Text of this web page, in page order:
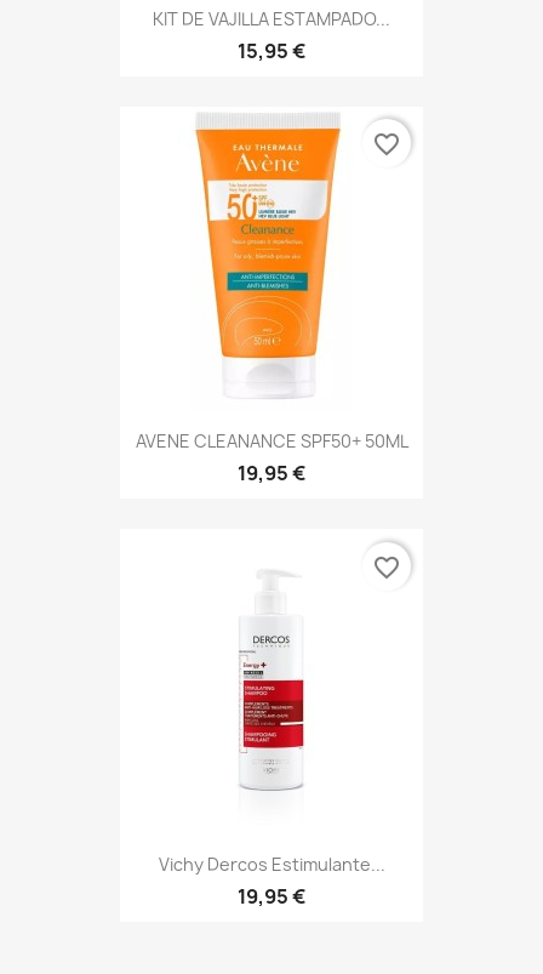
KIT DE VAJILLA ESTAMPADO...
15,95 €
AVENE CLEANANCE SPF50+ 50ML
19,95 €
favorite_border
Vichy Dercos Estimulante...
19,95 €
favorite_border